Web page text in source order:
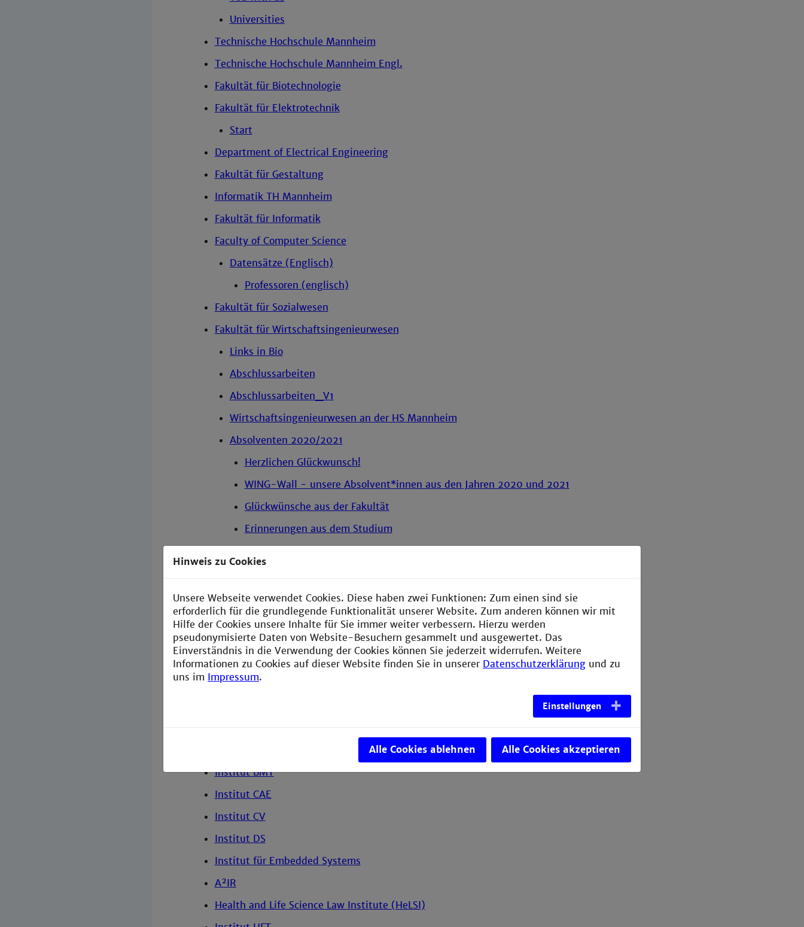
Universities
Technische Hochschule Mannheim
Technische Hochschule Mannheim Engl.
Fakultät für Biotechnologie
Fakultät für Elektrotechnik
Start
Department of Electrical Engineering
Fakultät für Gestaltung
Informatik TH Mannheim
Fakultät für Informatik
Faculty of Computer Science
Datensätze (Englisch)
Professoren (englisch)
Fakultät für Sozialwesen
Fakultät für Wirtschaftsingenieurwesen
Links in Bio
Abschlussarbeiten
Abschlussarbeiten_V1
Wirtschaftsingenieurwesen an der HS Mannheim
Absolventen 2020/2021
Herzlichen Glückwunsch!
WING-Wall - unsere Absolvent*innen aus den Jahren 2020 und 2021
Glückwünsche aus der Fakultät
Erinnerungen aus dem Studium
ism
Fakultät für Verfahrens- und Chemietechnik
Fakultät für Maschinenbau
Institut AC
Institut für Analogtechnik und Sensorik (AGT)
Institut BMT
Institut CAE
Institut CV
Institut DS
Institut für Embedded Systems
A²IR
Health and Life Science Law Institute (HeLSI)
Hinweis zu Cookies
Unsere Webseite verwendet Cookies. Diese haben zwei Funktionen: Zum einen sind sie
erforderlich für die grundlegende Funktionalität unserer Website. Zum anderen können wir mit
Hilfe der Cookies unsere Inhalte für Sie immer weiter verbessern. Hierzu werden
pseudonymisierte Daten von Website-Besuchern gesammelt und ausgewertet. Das
Einverständnis in die Verwendung der Cookies können Sie jederzeit widerrufen. Weitere
Informationen zu Cookies auf dieser Website finden Sie in unserer Datenschutzerklärung und zu
uns im Impressum.
Einstellungen
Alle Cookies ablehnen Alle Cookies akzeptieren